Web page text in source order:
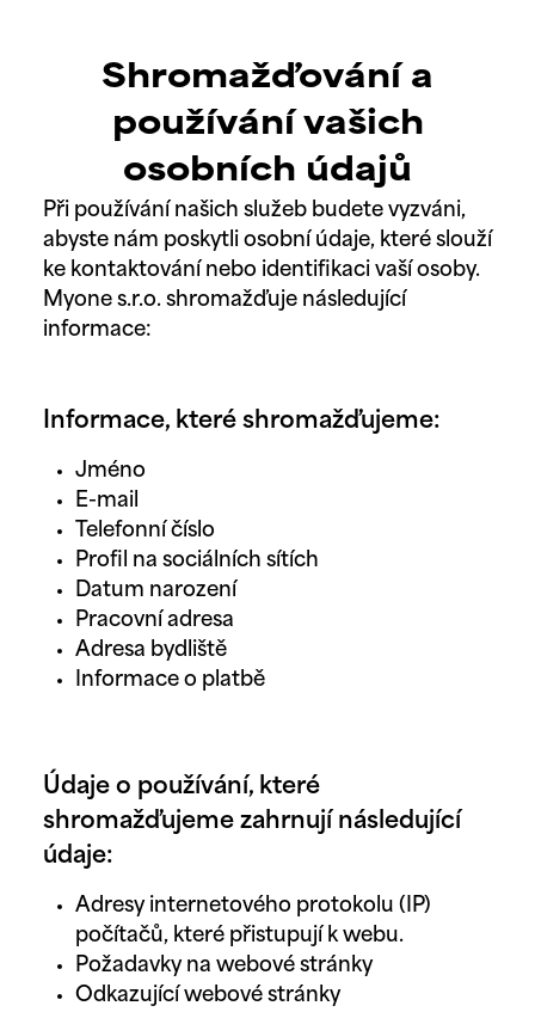
Shromažďování a
používání vašich
osobních údajů
Při používání našich služeb budete vyzváni,
abyste nám poskytli osobní údaje, které slouží
ke kontaktování nebo identifikaci vaší osoby.
Myone s.r.o. shromažďuje následující
informace:
Informace, které shromažďujeme:
Jméno
E-mail
Telefonní číslo
Profil na sociálních sítích
Datum narození
Pracovní adresa
Adresa bydliště
Informace o platbě
Údaje o používání, které
shromažďujeme zahrnují následující
údaje:
Adresy internetového protokolu (IP)
počítačů, které přistupují k webu.
Požadavky na webové stránky
Odkazující webové stránky